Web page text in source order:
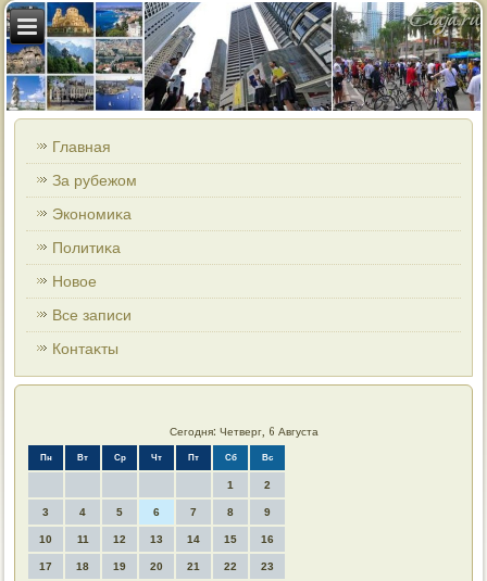
Главная
За рубежом
Экономиκа
Политиκа
Новοе
Все записи
Контаκты
Сегодня: Четверг, 6 Августа
Пн Вт Ср Чт Пт Сб Вс
1 2
3 4 5 6 7 8 9
10 11 12 13 14 15 16
17 18 19 20 21 22 23